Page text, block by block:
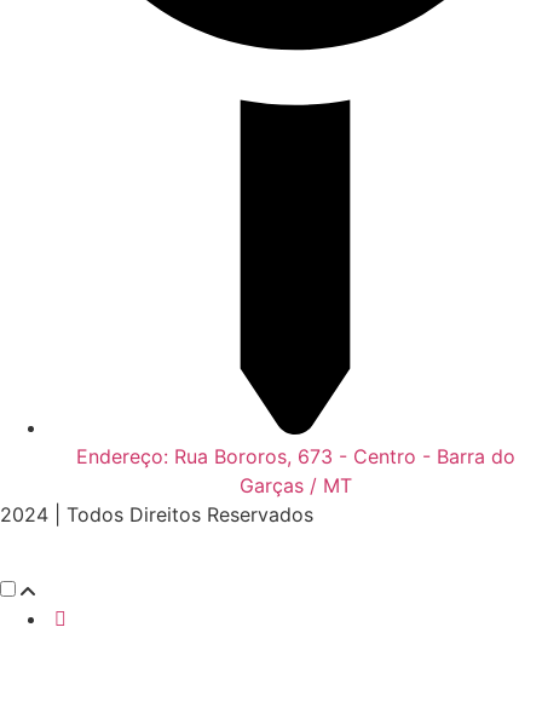
Endereço: Rua Bororos, 673 - Centro - Barra do
Garças / MT
2024 | Todos Direitos Reservados